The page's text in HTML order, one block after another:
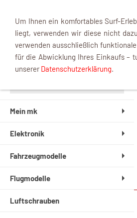
Mein mk
Elektronik
Fahrzeugmodelle
Flugmodelle
Luftschrauben
Um Ihnen ein komfortables Surf-
liegt, verwenden wir diese nicht
verwenden ausschließlich
für die Abwicklung Ihres Einkaufs –
unserer Datenschutzerklärung.